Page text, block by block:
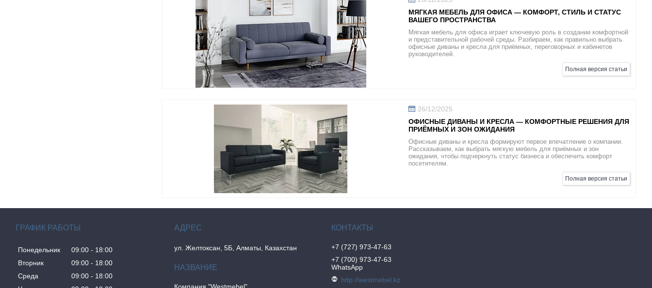
МЯГКАЯ МЕБЕЛЬ ДЛЯ ОФИСА — КОМФОРТ, СТИЛЬ И СТАТУС
ВАШЕГО ПРОСТРАНСТВА
Мягкая мебель для офиса играет ключевую роль в создании комфортной
и представительной рабочей среды. Разбираем, как правильно выбрать
офисные диваны и кресла для приёмных, переговорных и кабинетов
руководителей.
Полная версия статьи
26/12/2025
ОФИСНЫЕ ДИВАНЫ И КРЕСЛА — КОМФОРТНЫЕ РЕШЕНИЯ ДЛЯ
ПРИЁМНЫХ И ЗОН ОЖИДАНИЯ
Офисные диваны и кресла формируют первое впечатление о компании.
Рассказываем, как выбрать мягкую мебель для приёмных и зон
ожидания, чтобы подчеркнуть статус бизнеса и обеспечить комфорт
посетителям.
Полная версия статьи
ГРАФИК РАБОТЫ
Понедельник 09:00
18:00
Вторник
09:00
18:00
Среда
09:00
18:00
ул. Желтоксан, 5Б, Алматы, Казахстан
+7 (727) 973-47-63
+7 (700) 973-47-63
WhatsApp
http://westmebel.kz